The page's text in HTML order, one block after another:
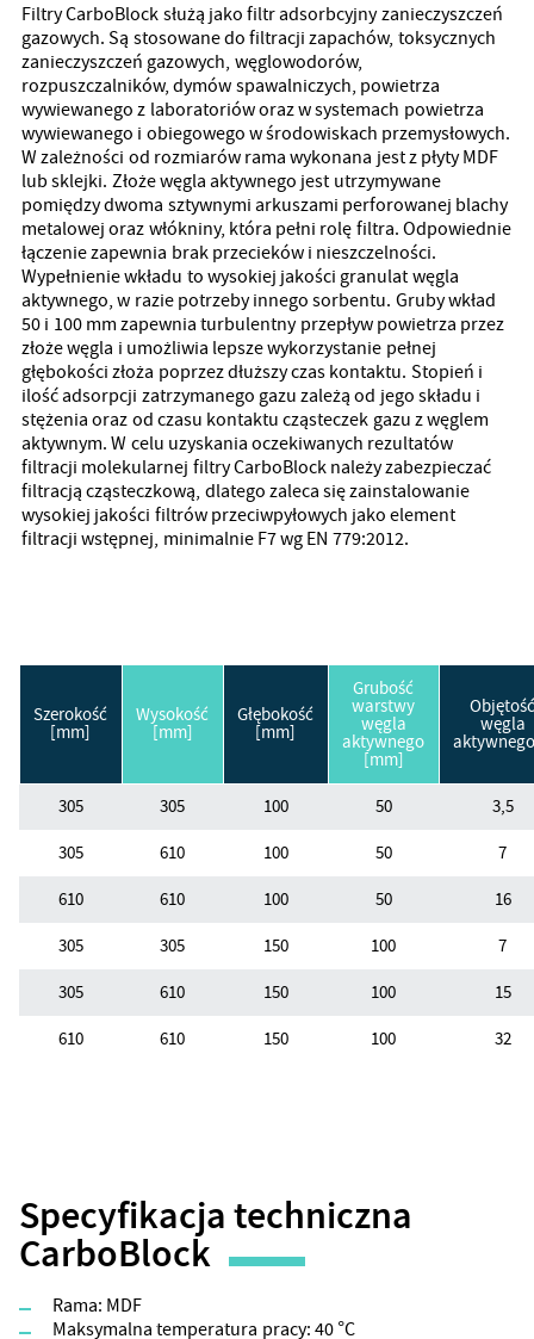
Filtry CarboBlock służą jako filtr adsorbcyjny zanieczyszczeń
gazowych. Są stosowane do filtracji zapachów, toksycznych
zanieczyszczeń gazowych, węglowodorów,
rozpuszczalników, dymów spawalniczych, powietrza
wywiewanego z laboratoriów oraz w systemach powietrza
wywiewanego i obiegowego w środowiskach przemysłowych.
W zależności od rozmiarów rama wykonana jest z płyty MDF
lub sklejki. Złoże węgla aktywnego jest utrzymywane
pomiędzy dwoma sztywnymi arkuszami perforowanej blachy
metalowej oraz włókniny, która pełni rolę filtra. Odpowiednie
łączenie zapewnia brak przecieków i nieszczelności.
Wypełnienie wkładu to wysokiej jakości granulat węgla
aktywnego, w razie potrzeby innego sorbentu. Gruby wkład
50 i 100 mm zapewnia turbulentny przepływ powietrza przez
złoże węgla i umożliwia lepsze wykorzystanie pełnej
głębokości złoża poprzez dłuższy czas kontaktu. Stopień i
ilość adsorpcji zatrzymanego gazu zależą od jego składu i
stężenia oraz od czasu kontaktu cząsteczek gazu z węglem
aktywnym. W celu uzyskania oczekiwanych rezultatów
filtracji molekularnej filtry CarboBlock należy zabezpieczać
filtracją cząsteczkową, dlatego zaleca się zainstalowanie
wysokiej jakości filtrów przeciwpyłowych jako element
filtracji wstępnej, minimalnie F7 wg EN 779:2012.
Szerokość
[mm]
Wysokość
[mm]
Głębokość
[mm]
Grubość
warstwy
węgla
aktywnego
[mm]
Objętość
węgla
305 305 100 50
3,5
305
610 100 50
7
610
610 100 50
16
305
305 150 100
7
305
610 150 100
15
610
610 150 100 32
Specyfikacja techniczna
CarboBlock
Rama: MDF
Maksymalna temperatura pracy: 40 °C